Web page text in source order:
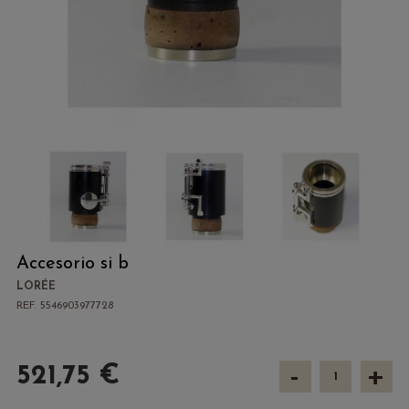
Accesorio si b
LORÉE
REF. 5546903977728
521,75 € - +